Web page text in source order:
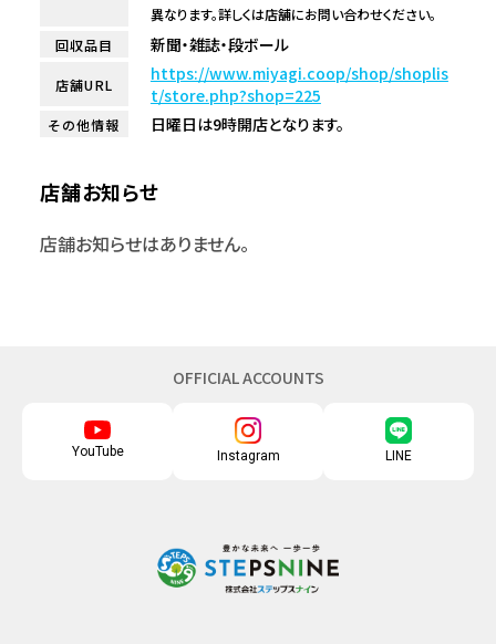
異なります。詳しくは店舗にお問い合わせください。
回収品目
新聞・雑誌・段ボール
店舗URL
https://www.miyagi.coop/shop/shoplis
t/store.php?shop=225
その他情報 日曜日は9時開店となります。
店舗お知らせ
店舗お知らせはありません。
OFFICIAL ACCOUNTS
YouTube Instagram LINE